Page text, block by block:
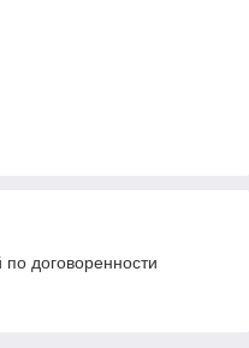
договоренности